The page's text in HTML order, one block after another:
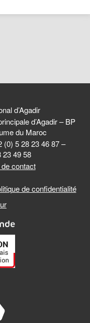
d’Agadir
d’Agadir – BP
du Maroc
(0) 5 28 23 46 87 –
23 49 58
contact
de confidentialité